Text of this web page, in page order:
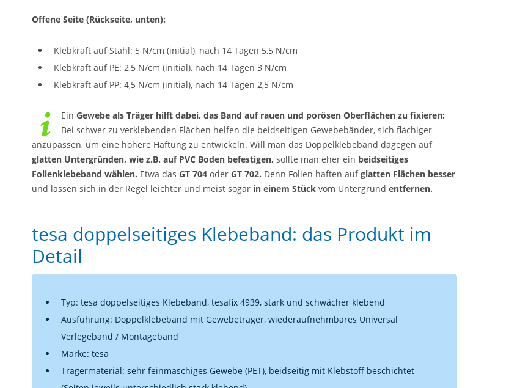
Offene Seite (Rückseite, unten):
Klebkraft auf Stahl: 5 N/cm (initial), nach 14 Tagen 5,5 N/cm
Klebkraft auf PE: 2,5 N/cm (initial), nach 14 Tagen 3 N/cm
Klebkraft auf PP: 4,5 N/cm (initial), nach 14 Tagen 2,5 N/cm
Ein Gewebe als Träger hilft dabei, das Band auf rauen und porösen Oberflächen zu fixieren:
Bei schwer zu verklebenden Flächen helfen die beidseitigen Gewebebänder, sich flächiger
anzupassen, um eine höhere Haftung zu entwickeln. Will man das Doppelklebeband dagegen auf
glatten Untergründen, wie z.B. auf PVC Boden befestigen, sollte man eher ein beidseitiges
Folienklebeband wählen. Etwa das GT 704 oder GT 702. Denn Folien haften aufglatten Flächen besser
und lassen sich in der Regel leichter und meist sogar in einem Stück vom Untergrund entfernen.
tesa doppelseitiges Klebeband: das Produkt im
Detail
Typ: tesa doppelseitiges Klebeband, tesafix 4939, stark und schwächer klebend
Ausführung: Doppelklebeband mit Gewebeträger, wiederaufnehmbares Universal
Verlegeband / Montageband
Marke: tesa
Trägermaterial: sehr feinmaschiges Gewebe (PET), beidseitig mit Klebstoff beschichtet